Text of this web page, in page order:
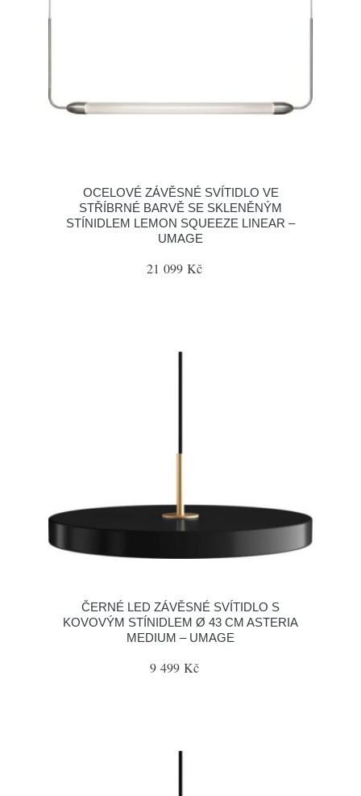
OCELOVÉ ZÁVĚSNÉ SVÍTIDLO VE
STŘÍBRNÉ BARVĚ SE SKLENĚNÝM
STÍNIDLEM LEMON SQUEEZE LINEAR –
UMAGE
21 099 Kč
ČERNÉ LED ZÁVĚSNÉ SVÍTIDLO S
KOVOVÝM STÍNIDLEM Ø 43 CM ASTERIA
MEDIUM – UMAGE
9 499 Kč